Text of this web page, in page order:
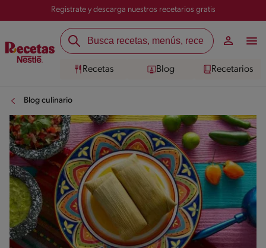
Registrate y descarga nuestros recetarios gratis
Recetas Blog Recetarios
Blog culinario